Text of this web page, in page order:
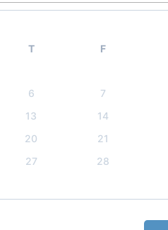
T F
6 7
13 14
20 21
27 28